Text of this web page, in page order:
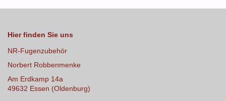
Hier finden Sie uns
NR-Fugenzubehör
Norbert Robbenmenke
Am Erdkamp 14a
49632 Essen (Oldenburg)